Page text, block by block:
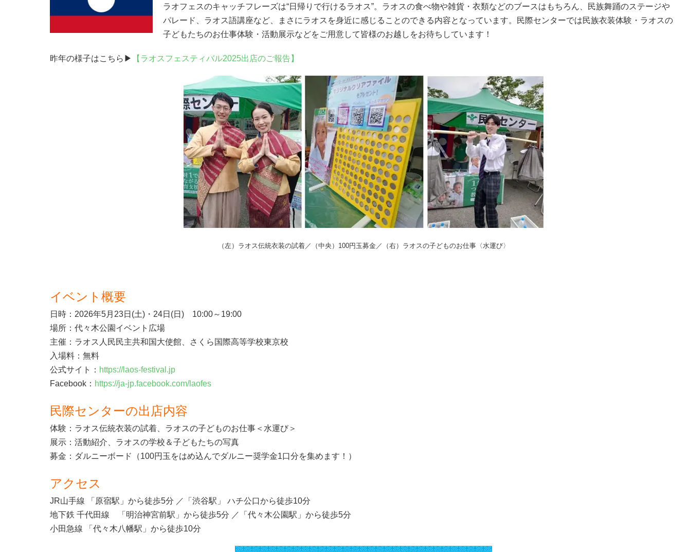
ラオフェスのキャッチフレーズは“日帰りで行けるラオス”。ラオスの食べ物や雑貨・衣類などのブースはもちろん、民族舞踊のステージや
パレード、ラオス語講座など、まさにラオスを身近に感じることのできる内容となっています。民際センターでは民族衣装体験・ラオスの
子どもたちのお仕事体験・活動展示などをご用意して皆様のお越しをお待ちしています！
昨年の様子はこちら▶ 【ラオスフェスティバル2025出店のご報告】
（左）ラオス伝統衣装の試着／（中央）100円玉募金／（右）ラオスの子どものお仕事〈水運び〉
イベント概要
日時：2026年5月23日(土)・24日(日) 10:00～19:00
場所：代々木公園イベント広場
主催：ラオス人民民主共和国大使館、さくら国際高等学校東京校
入場料：無料
公式サイト： https://laos-festival.jp
Facebook： https://ja-jp.facebook.com/laofes
民際センターの出店内容
体験：ラオス伝統衣装の試着、ラオスの子どものお仕事＜水運び＞
展示：活動紹介、ラオスの学校＆子どもたちの写真
募金：ダルニーボード（100円玉をはめ込んでダルニー奨学金1口分を集めます！）
アクセス
JR山手線 「原宿駅」から徒歩5分 ／「渋谷駅」 ハチ公口から徒歩10分
地下鉄 千代田線 「明治神宮前駅」から徒歩5分 ／「代々木公園駅」から徒歩5分
小田急線 「代々木八幡駅」から徒歩10分